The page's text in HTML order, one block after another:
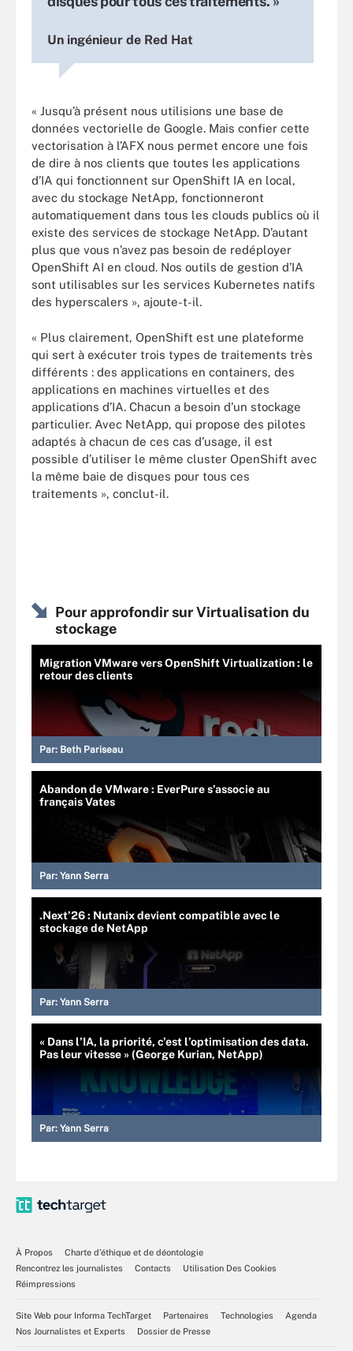
Un ingénieur de Red Hat
« Jusqu’à présent nous utilisions une base de
données vectorielle de Google. Mais confier cette
vectorisation à l’AFX nous permet encore une fois
de dire à nos clients que toutes les applications
d’IA qui fonctionnent sur OpenShift IA en local,
avec du stockage NetApp, fonctionneront
automatiquement dans tous les clouds publics où il
existe des services de stockage NetApp. D’autant
plus que vous n’avez pas besoin de redéployer
OpenShift AI en cloud. Nos outils de gestion d’IA
sont utilisables sur les services Kubernetes natifs
des hyperscalers », ajoute-t-il.
« Plus clairement, OpenShift est une plateforme
qui sert à exécuter trois types de traitements très
différents : des applications en containers, des
applications en machines virtuelles et des
applications d’IA. Chacun a besoin d’un stockage
particulier. Avec NetApp, qui propose des pilotes
adaptés à chacun de ces cas d’usage, il est
possible d’utiliser le même cluster OpenShift avec
la même baie de disques pour tous ces
traitements », conclut-il.
Pour approfondir sur Virtualisation du
stockage
Migration VMware vers OpenShift Virtualization : le
retour des clients
Par: Beth Pariseau
Abandon de VMware : EverPure s’associe au
français Vates
Par: Yann Serra
.Next’26 : Nutanix devient compatible avec le
stockage de NetApp
Par: Yann Serra
« Dans l’IA, la priorité, c’est l’optimisation des data.
Pas leur vitesse » (George Kurian, NetApp)
Par: Yann Serra
À Propos
Charte d’éthique et de déontologie
Rencontrez les journalistes
Contacts
Utilisation Des Cookies
Réimpressions
Site Web pour Informa TechTarget Partenaires Technologies
Agenda
Nos Journalistes et Experts
Dossier de Presse